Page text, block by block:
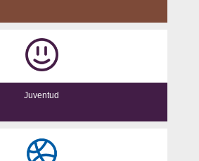
Juventud